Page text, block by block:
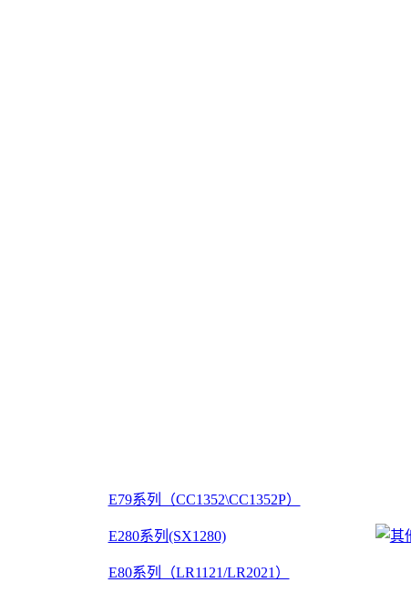
E79系列（CC1352\CC1352P）
E280系列(SX1280)
E80系列（LR1121/LR2021）